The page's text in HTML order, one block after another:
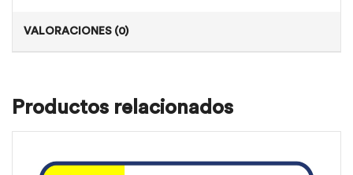
VALORACIONES (0)
Productos relacionados